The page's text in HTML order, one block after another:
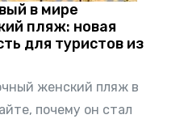
в мире
пляж: новая
для туристов из
женский пляж в
почему он стал